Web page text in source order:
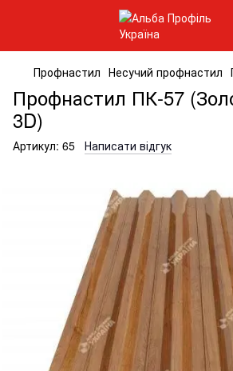
Профнастил Несучий профнастил
Профнастил ПК-57
3D)
Артикул: 65 Написати відгук